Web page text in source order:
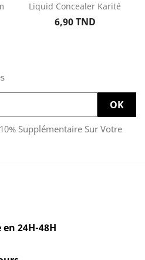
Liquid Concealer Karité
Prix
6,90 TND
Supplémentaire Sur Votre
24H-48H